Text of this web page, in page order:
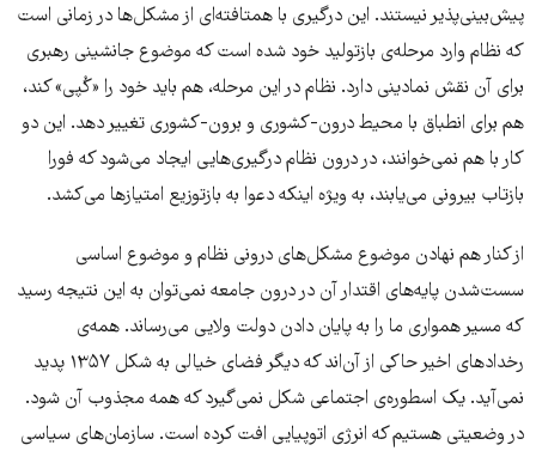
پیش‌بینی‌پذیر نیستند. این درگیری با همتافته‌ای از مشکل‌ها در زمانی است
که نظام وارد مرحله‌ی بازتولید خود شده است که موضوع جانشینی رهبری
برای آن نقش نمادینی دارد. نظام در این مرحله، هم باید خود را «کُپی» کند،
هم برای انطباق با محیط درون-کشوری و برون-کشوری تغییر دهد. این دو
کار با هم نمی‌خوانند، در درون نظام درگیری‌هایی ایجاد می‌شود که فورا
بازتاب بیرونی می‌یابند، به ویژه اینکه دعوا به بازتوزیع امتیازها می‌کشد.
از کنار هم نهادن موضوع مشکل‌های درونی نظام و موضوع اساسی
سست‌شدن پایه‌های اقتدار آن در درون جامعه نمی‌توان به این نتیجه رسید
که مسیر همواری ما را به پایان دادن دولت ولایی می‌رساند. همه‌ی
رخدادهای اخیر حاکی از آن‌اند که دیگر فضای خیالی به شکل ۱۳۵۷ پدید
نمی‌آید. یک اسطوره‌ی اجتماعی ‌شکل نمی‌گیرد که همه مجذوب آن شود.
در وضعیتی هستیم که انرژی اتوپیایی افت کرده است. سازمان‌های سیاسی